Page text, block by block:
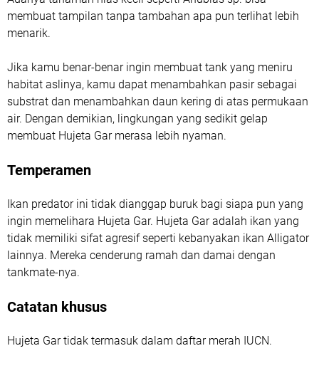
membuat tampilan tanpa tambahan apa pun terlihat lebih
menarik.
Jika kamu benar-benar ingin membuat tank yang meniru
habitat aslinya, kamu dapat menambahkan pasir sebagai
substrat dan menambahkan daun kering di atas permukaan
air. Dengan demikian, lingkungan yang sedikit gelap
membuat Hujeta Gar merasa lebih nyaman.
Temperamen
Ikan predator ini tidak dianggap buruk bagi siapa pun yang
ingin memelihara Hujeta Gar. Hujeta Gar adalah ikan yang
tidak memiliki sifat agresif seperti kebanyakan ikan Alligator
lainnya. Mereka cenderung ramah dan damai dengan
tankmate-nya.
Catatan khusus
Hujeta Gar tidak termasuk dalam daftar merah IUCN.